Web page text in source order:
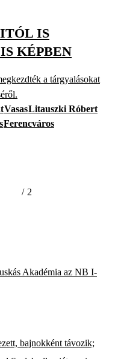
IS
KÉPBEN
a tárgyalásokat
VasasLitauszki Róbert
Ferencváros
/ 2
Akadémia az NB I-
bajnokként távozik;